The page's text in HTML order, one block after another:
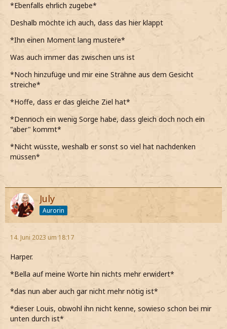
Ich mag dich wirklich sehr Laura.
*Ebenfalls ehrlich zugebe*
Deshalb möchte ich auch, dass das hier klappt
*Ihn einen Moment lang mustere*
Was auch immer das zwischen uns ist
*Noch hinzufüge und mir eine Strähne aus dem Gesicht
streiche*
*Hoffe, dass er das gleiche Ziel hat*
*Dennoch ein wenig Sorge habe, dass gleich doch noch ein
"aber" kommt*
*Nicht wüsste, weshalb er sonst so viel hat nachdenken
müssen*
July
Aurorin
14. Juni 2023 um 18:17
Harper.
*Bella auf meine Worte hin nichts mehr erwidert*
*das nun aber auch gar nicht mehr nötig ist*
*dieser Louis, obwohl ihn nicht kenne, sowieso schon bei mir
unten durch ist*